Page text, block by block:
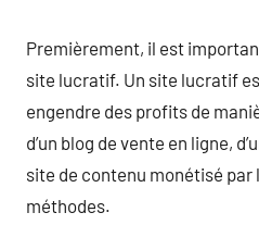
Premièrement, il est
site lucratif. Un site lucratif
engendre des profits de
d’un blog de vente en ligne,
site de contenu monétisé par
méthodes.